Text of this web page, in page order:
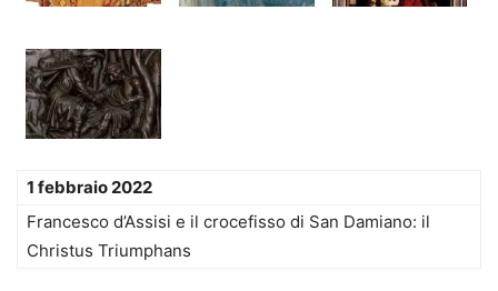
1 febbraio 2022
Francesco d’Assisi e il crocefisso di San Damiano: il
Christus Triumphans